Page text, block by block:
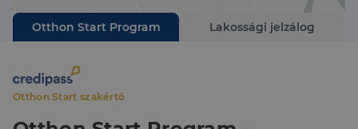
Otthon Start Program Lakossági jelzálog
Otthon Start szakértő